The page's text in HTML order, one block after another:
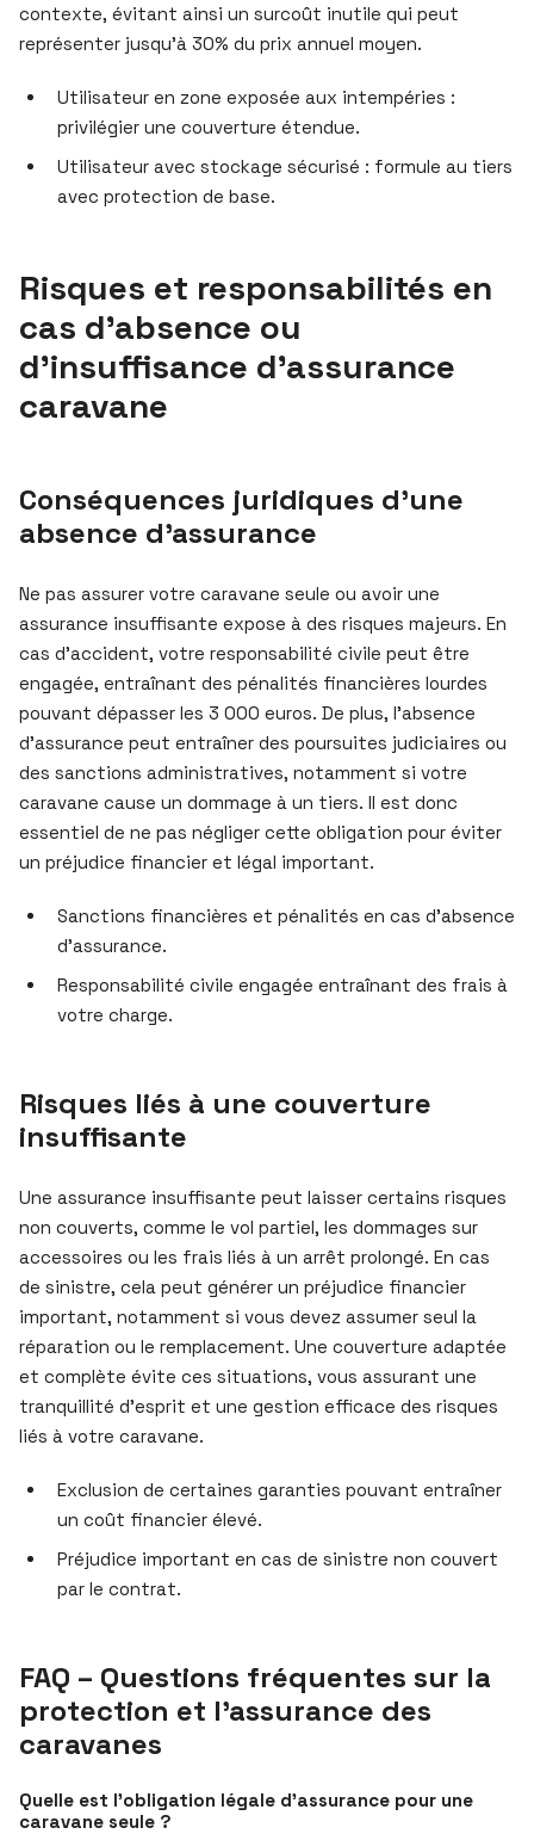
contexte, évitant ainsi un surcoût inutile qui peut
représenter jusqu’à 30% du prix annuel moyen.
Utilisateur en zone exposée aux intempéries :
privilégier une couverture étendue.
Utilisateur avec stockage sécurisé : formule au tiers
avec protection de base.
Risques et responsabilités en
cas d’absence ou
d’insuffisance d’assurance
caravane
Conséquences juridiques d’une
absence d’assurance
Ne pas assurer votre caravane seule ou avoir une
assurance insuffisante expose à des risques majeurs. En
cas d’accident, votre responsabilité civile peut être
engagée, entraînant des pénalités financières lourdes
pouvant dépasser les 3 000 euros. De plus, l’absence
d’assurance peut entraîner des poursuites judiciaires ou
des sanctions administratives, notamment si votre
caravane cause un dommage à un tiers. Il est donc
essentiel de ne pas négliger cette obligation pour éviter
un préjudice financier et légal important.
Sanctions financières et pénalités en cas d’absence
d’assurance.
Responsabilité civile engagée entraînant des frais à
votre charge.
Risques liés à une couverture
insuffisante
Une assurance insuffisante peut laisser certains risques
non couverts, comme le vol partiel, les dommages sur
accessoires ou les frais liés à un arrêt prolongé. En cas
de sinistre, cela peut générer un préjudice financier
important, notamment si vous devez assumer seul la
réparation ou le remplacement. Une couverture adaptée
et complète évite ces situations, vous assurant une
tranquillité d’esprit et une gestion efficace des risques
liés à votre caravane.
Exclusion de certaines garanties pouvant entraîner
un coût financier élevé.
Préjudice important en cas de sinistre non couvert
par le contrat.
FAQ – Questions fréquentes sur la
protection et l’assurance des
caravanes
Quelle est l’obligation légale d’assurance pour une
caravane seule ?